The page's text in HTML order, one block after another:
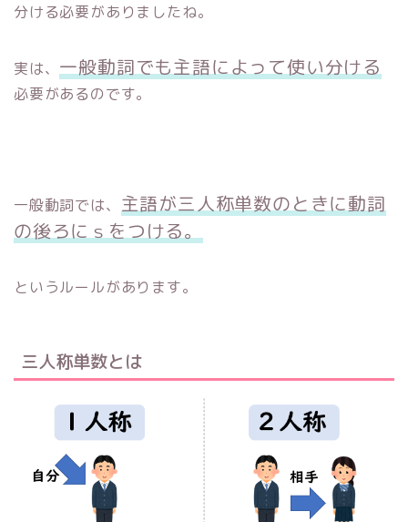
分ける必要がありましたね。
実は、 一般動詞でも主語によって使い分ける
必要があるのです。
一般動詞では、 主語が三人称単数のときに動詞
の後ろにｓをつける。
というルールがあります。
三人称単数とは